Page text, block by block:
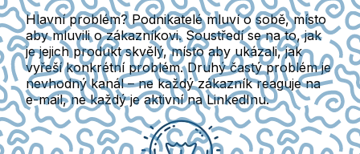
Hlavní problém? Podnikatelé mluví o sobě, místo
aby mluvili o zákazníkovi. Soustředí se na to, jak
je jejich produkt skvělý, místo aby ukázali, jak
vyřeší konkrétní problém. Druhý častý problém je
nevhodný kanál – ne každý zákazník reaguje na
e-mail, ne každý je aktivní na LinkedInu.